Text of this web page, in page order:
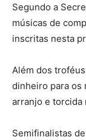
Segundo a
músicas de
inscritas nesta
Além dos
dinheiro para os
arranjo e torcida
Semifinalistas